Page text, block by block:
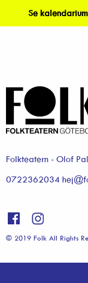
Se
Folkteatern - Olof
0722362034
© 2019 Folk All Rights